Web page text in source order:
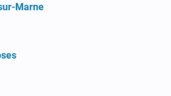
Marne